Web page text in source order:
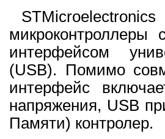
интерфейсом
(USB). Помимо
интерфейс
напряжения, USB
Памяти) контролер.